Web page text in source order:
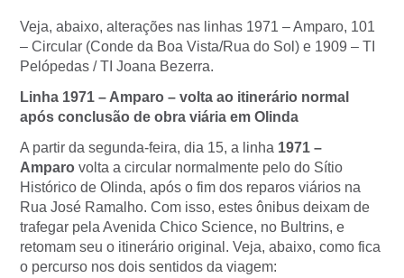
Veja, abaixo, alterações nas linhas 1971 – Amparo, 101
– Circular (Conde da Boa Vista/Rua do Sol) e 1909 – TI
Pelópedas / TI Joana Bezerra.
Linha 1971 – Amparo – volta ao itinerário normal
após conclusão de obra viária em Olinda
A partir da segunda-feira, dia 15, a linha 1971 –
Amparo volta a circular normalmente pelo do Sítio
Histórico de Olinda, após o fim dos reparos viários na
Rua José Ramalho. Com isso, estes ônibus deixam de
trafegar pela Avenida Chico Science, no Bultrins, e
retomam seu o itinerário original. Veja, abaixo, como fica
o percurso nos dois sentidos da viagem: